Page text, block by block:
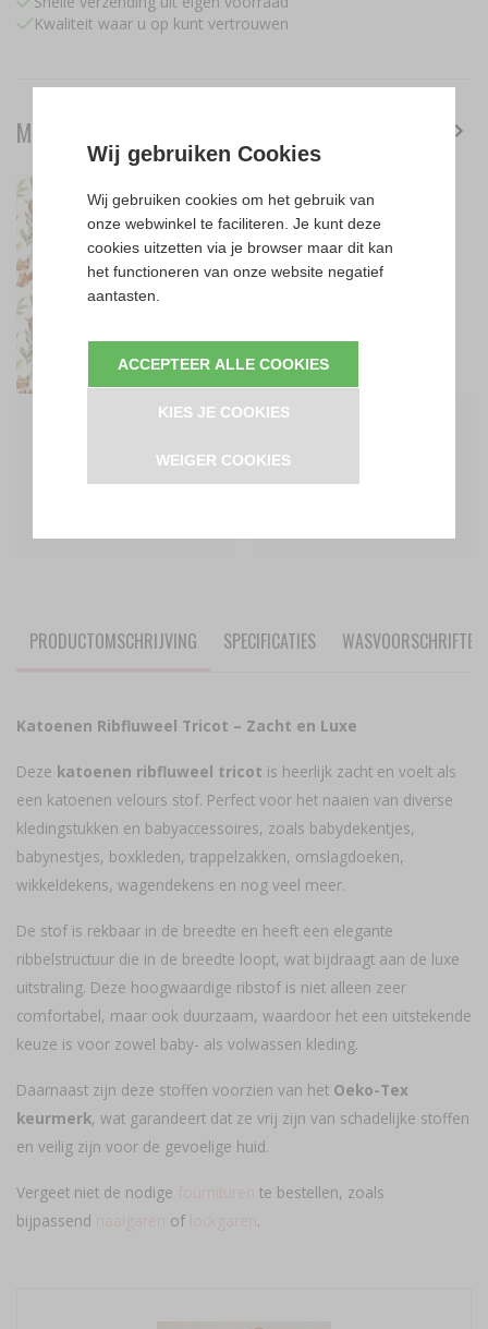
Kwaliteit waar u op kunt vertrouwen
MOOI TE COMBINEREN MET
€10,95
WIT COGNAC GROEN CACAO
INDIAAN DIEREN VOS, LEEUW,
DIGITAAL KATOEN
COGNAC GÜTERMANN GAREN -
650
PRODUCTOMSCHRIJVING SPECIFICATIES WASVOORSCHRIFTEN
Katoenen Ribfluweel Tricot – Zacht en Luxe
Deze katoenen ribfluweel tricot is heerlijk zacht en voelt als
een katoenen velours stof. Perfect voor het naaien van diverse
kledingstukken en babyaccessoires, zoals babydekentjes,
babynestjes, boxkleden, trappelzakken, omslagdoeken,
wikkeldekens, wagendekens en nog veel meer.
De stof is rekbaar in de breedte en heeft een elegante
ribbelstructuur die in de breedte loopt, wat bijdraagt aan de luxe
uitstraling. Deze hoogwaardige ribstof is niet alleen zeer
comfortabel, maar ook duurzaam, waardoor het een uitstekende
keuze is voor zowel baby- als volwassen kleding.
Daarnaast zijn deze stoffen voorzien van het Oeko-Tex
keurmerk, wat garandeert dat ze vrij zijn van schadelijke stoffen
en veilig zijn voor de gevoelige huid.
Vergeet niet de nodige
te bestellen, zoals
bijpassend
of .
Wij gebruiken Cookies
Wij gebruiken cookies om het gebruik van
onze webwinkel te faciliteren. Je kunt deze
cookies uitzetten via je browser maar dit kan
het functioneren van onze website negatief
aantasten.
ACCEPTEER ALLE COOKIES
KIES JE COOKIES
WEIGER COOKIES